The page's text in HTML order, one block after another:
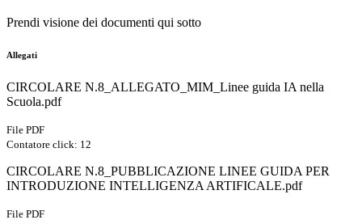
Prendi visione dei documenti qui sotto
Allegati
CIRCOLARE N.8_ALLEGATO_MIM_Linee guida IA nella
Scuola.pdf
File PDF
Contatore click: 12
CIRCOLARE N.8_PUBBLICAZIONE LINEE GUIDA PER
INTRODUZIONE INTELLIGENZA ARTIFICALE.pdf
File PDF